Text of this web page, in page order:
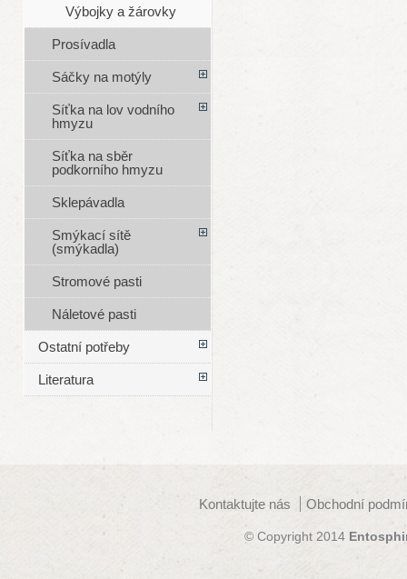
Výbojky a žárovky
Prosívadla
Sáčky na motýly
Síťka na lov vodního
hmyzu
Síťka na sběr
podkorního hmyzu
Sklepávadla
Smýkací sítě
(smýkadla)
Stromové pasti
Náletové pasti
Ostatní potřeby
Literatura
Kontaktujte nás Obchodní
© Copyright 2014